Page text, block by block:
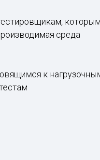
среда
к